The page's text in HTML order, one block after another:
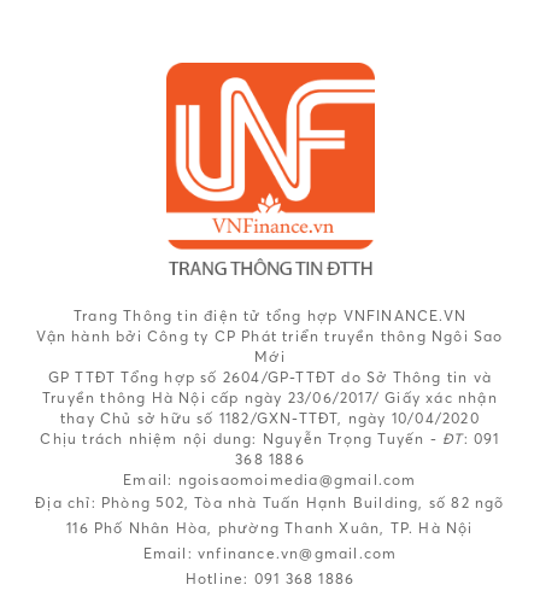
Trang Thông tin điện tử tổng hợp VNFINANCE.VN
Vận hành bởi Công ty CP Phát triển truyền thông Ngôi Sao
Mới
GP TTĐT Tổng hợp số 2604/GP-TTĐT do Sở Thông tin và
Truyền thông Hà Nội cấp ngày 23/06/2017/ Giấy xác nhận
thay Chủ sở hữu số 1182/GXN-TTĐT, ngày 10/04/2020
Chịu trách nhiệm nội dung: Nguyễn Trọng Tuyến - ĐT: 091
368 1886
Email: ngoisaomoimedia@gmail.com
Địa chỉ: Phòng 502, Tòa nhà Tuấn Hạnh Building, số 82 ngõ
116 Phố Nhân Hòa, phường Thanh Xuân, TP. Hà Nội
Email: vnfinance.vn@gmail.com
Hotline: 091 368 1886